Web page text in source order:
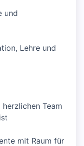
und
Lehre und
Team
mit Raum für